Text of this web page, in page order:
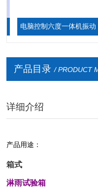
电脑控制六度一体机振动
产品目录 / PRODUCT
详细介绍
产品用途：
箱式
淋雨试验箱